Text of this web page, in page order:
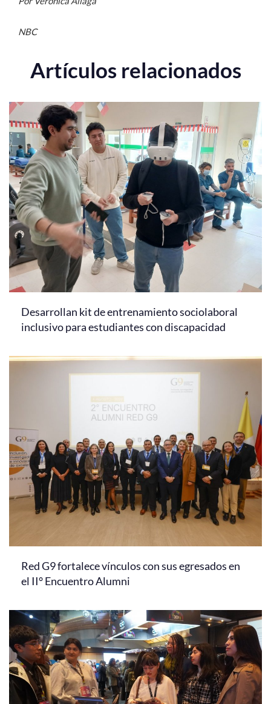
NBC
Artículos relacionados
Desarrollan kit de entrenamiento sociolaboral
inclusivo para estudiantes con discapacidad
Red G9 fortalece vínculos con sus egresados en
el II° Encuentro Alumni